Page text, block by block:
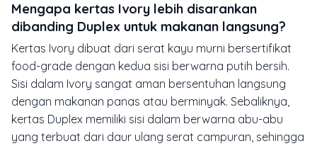
Mengapa kertas Ivory lebih disarankan
dibanding Duplex untuk makanan langsung?
Kertas Ivory dibuat dari serat kayu murni bersertifikat
food-grade dengan kedua sisi berwarna putih bersih.
Sisi dalam Ivory sangat aman bersentuhan langsung
dengan makanan panas atau berminyak. Sebaliknya,
kertas Duplex memiliki sisi dalam berwarna abu-abu
yang terbuat dari daur ulang serat campuran, sehingga